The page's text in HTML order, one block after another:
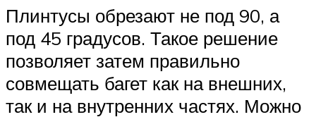
Плинтусы обрезают не под 90, а
под 45 градусов. Такое решение
позволяет затем правильно
совмещать багет как на внешних,
так и на внутренних частях. Можно